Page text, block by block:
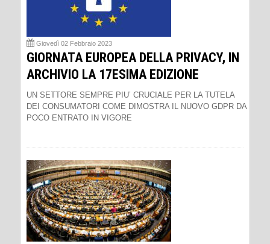
Giovedì 02 Febbraio 2023
GIORNATA EUROPEA DELLA PRIVACY, IN
ARCHIVIO LA 17ESIMA EDIZIONE
UN SETTORE SEMPRE PIU’ CRUCIALE PER LA TUTELA
DEI CONSUMATORI COME DIMOSTRA IL NUOVO GDPR DA
POCO ENTRATO IN VIGORE